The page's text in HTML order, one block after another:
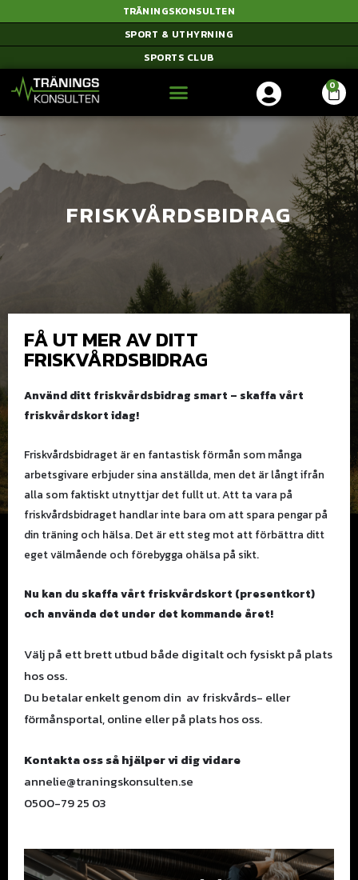
TRÄNINGSKONSULTEN
SPORT & UTHYRNING
SPORTS CLUB
FRISKVÅRDSBIDRAG
FÅ UT MER AV DITT
FRISKVÅRDSBIDRAG
Använd ditt friskvårdsbidrag smart – skaffa vårt
friskvårdskort idag!
Friskvårdsbidraget är en fantastisk förmån som många
arbetsgivare erbjuder sina anställda, men det är långt ifrån
alla som faktiskt utnyttjar det fullt ut. Att ta vara på
friskvårdsbidraget handlar inte bara om att spara pengar på
din träning och hälsa. Det är ett steg mot att förbättra ditt
eget välmående och förebygga ohälsa på sikt.
Nu kan du skaffa vårt friskvårdskort (presentkort)
och använda det under det kommande året!
Välj på ett brett utbud både digitalt och fysiskt på plats
hos oss.
Du betalar enkelt genom din av friskvårds- eller
förmånsportal, online eller på plats hos oss.
Kontakta oss så hjälper vi dig vidare
annelie@traningskonsulten.se
0500-79 25 03